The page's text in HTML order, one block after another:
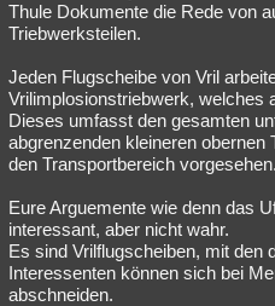
Thule Dokumente die Rede von
Triebwerksteilen.
Jeden Flugscheibe von Vril
Vrilimplosionstriebwerk, welches
Dieses umfasst den gesamten
abgrenzenden kleineren obernen
den Transportbereich vorgesehen.
Eure Arguemente wie denn das
interessant, aber nicht wahr.
Es sind Vrilflugscheiben, mit den
Interessenten können sich bei
abschneiden.